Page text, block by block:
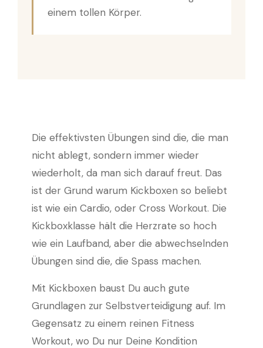
einem tollen Körper.
Die effektivsten Übungen sind die, die man
nicht ablegt, sondern immer wieder
wiederholt, da man sich darauf freut. Das
ist der Grund warum Kickboxen so beliebt
ist wie ein Cardio, oder Cross Workout. Die
Kickboxklasse hält die Herzrate so hoch
wie ein Laufband, aber die abwechselnden
Übungen sind die, die Spass machen.
Mit Kickboxen baust Du auch gute
Grundlagen zur Selbstverteidigung auf. Im
Gegensatz zu einem reinen Fitness
Workout, wo Du nur Deine Kondition